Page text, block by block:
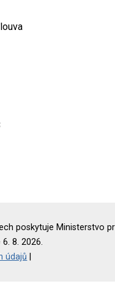
poskytuje Ministerstvo
8. 2026.
údajů